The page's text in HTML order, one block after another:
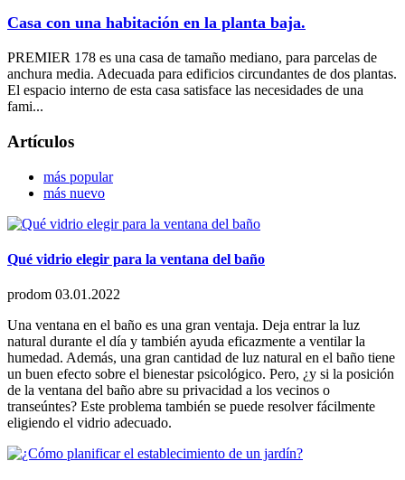
Casa con una habitación en la planta baja.
PREMIER 178 es una casa de tamaño mediano, para parcelas de
anchura media. Adecuada para edificios circundantes de dos plantas.
El espacio interno de esta casa satisface las necesidades de una
fami...
Artículos
más popular
más nuevo
Qué vidrio elegir para la ventana del baño
prodom 03.01.2022
Una ventana en el baño es una gran ventaja. Deja entrar la luz
natural durante el día y también ayuda eficazmente a ventilar la
humedad. Además, una gran cantidad de luz natural en el baño tiene
un buen efecto sobre el bienestar psicológico. Pero, ¿y si la posición
de la ventana del baño abre su privacidad a los vecinos o
transeúntes? Este problema también se puede resolver fácilmente
eligiendo el vidrio adecuado.